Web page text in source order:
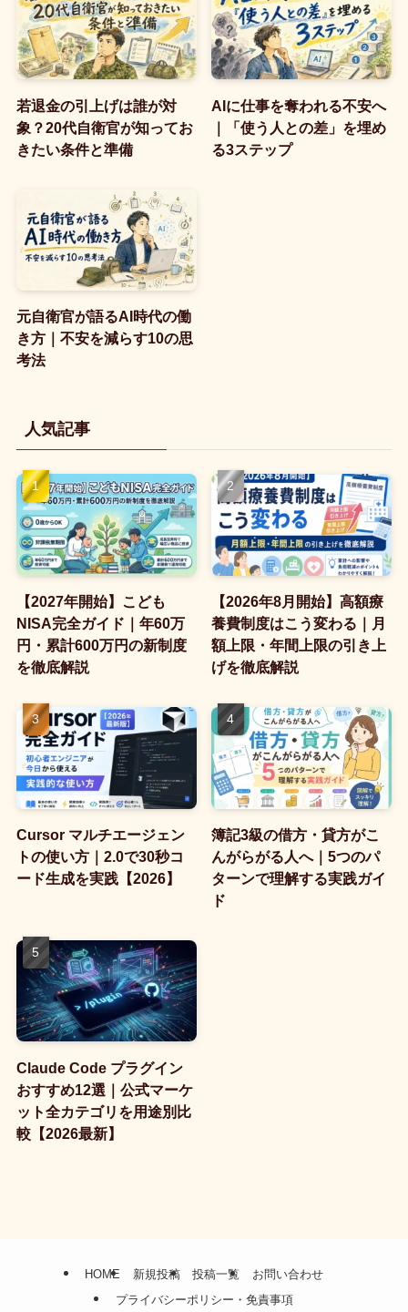
若退金の引上げは誰が対
象？20代自衛官が知ってお
きたい条件と準備
AIに仕事を奪われる不安へ
｜「使う人との差」を埋め
る3ステップ
元自衛官が語るAI時代の働
き方｜不安を減らす10の思
考法
人気記事
【2027年開始】こども
NISA完全ガイド｜年60万
円・累計600万円の新制度
を徹底解説
【2026年8月開始】高額療
養費制度はこう変わる｜月
額上限・年間上限の引き上
げを徹底解説
Cursor マルチエージェン
トの使い方｜2.0で30秒コ
ード生成を実践【2026】
簿記3級の借方・貸方がこ
んがらがる人へ｜5つのパ
ターンで理解する実践ガイ
ド
Claude Code プラグイン
おすすめ12選｜公式マーケ
ット全カテゴリを用途別比
較【2026最新】
HOME 新規投稿 投稿一覧
お問い合わせ
プライバシーポリシー・免責事項